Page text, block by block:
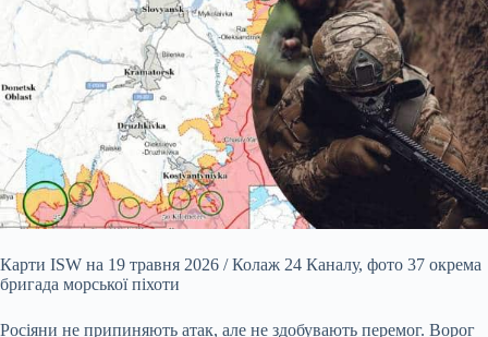
Карти ISW на 19 травня 2026 / Колаж 24 Каналу, фото 37 окрема
бригада морської піхоти
Росіяни не припиняють атак, але не здобувають перемог. Ворог